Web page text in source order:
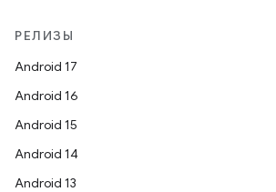
РЕЛИЗЫ
Android 17
Android 16
Android 15
Android 14
Android 13